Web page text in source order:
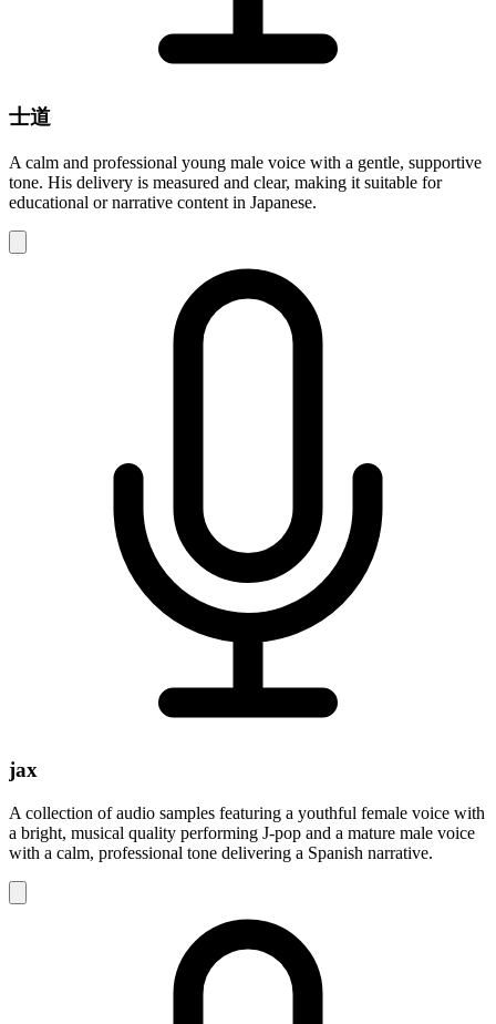
士道
A calm and professional young male voice with a gentle, supportive
tone. His delivery is measured and clear, making it suitable for
educational or narrative content in Japanese.
jax
A collection of audio samples featuring a youthful female voice with
a bright, musical quality performing J-pop and a mature male voice
with a calm, professional tone delivering a Spanish narrative.